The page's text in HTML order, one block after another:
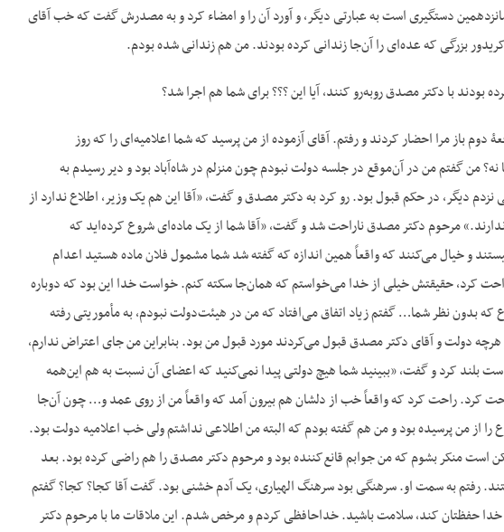
هم فکر کردم که پروندۀ شمارۀ ۱۶ چه باشد معلوم بود شانزدهمین دستگیری است به عبارتی دیگر، و آورد آن را و امضاء کرد و به مصدرش گفت که خب آقای
بزرگی که عده‌ای را آن‌جا زندانی کرده بودند. من هم زندانی شده بودم.
با دکتر مصدق روبه‌رو کنند، آیا این ؟؟؟ برای شما هم اجرا شد؟
باز مرا احضار کردند و رفتم. آقای آزموده از من پرسید که شما اعلامیه‌ای را که روز
من گفتم من در آن‌موقع در جلسه دولت نبودم چون منزلم در شاه‌آباد بود و دیر رسیدم به
دیگر، در حکم قبول بود. رو کرد به دکتر مصدق و گفت، «آقا این هم یک وزیر، اطلاع ندارد از
مرحوم دکتر مصدق ناراحت شد و گفت، «آقا شما از یک ماده‌ای شروع کرده‌اید که
و خیال می‌کنند که واقعاً همین اندازه که گفته شد شما مشمول فلان ماده هستید اعدام
کرد، حقیقتش خیلی از خدا می‌خواستم که همان‌جا سکته کنم. خواست خدا این بود که دوباره
که بدون نظر شما… گفتم زیاد اتفاق می‌افتاد که من در هیئت‌دولت نبودم، به مأموریتی رفته
دولت و آقای دکتر مصدق قبول می‌کردند مورد قبول من بود. بنابراین من جای اعتراض ندارم،
بلند کرد و گفت، «ببینید شما هیچ دولتی پیدا نمی‌کنید که اعضای آن نسبت به هم این‌همه
کرد. راحت کرد که واقعاً خب از دلشان هم بیرون آمد که واقعاً من از روی عمد و… چون آن‌جا
را از من پرسیده بود و من هم گفته بودم که البته من اطلاعی نداشتم ولی خب اعلامیه دولت بود.
است منکر بشوم که من جوابم قانع‌کننده بود و مرحوم دکتر مصدق را هم راضی کرده بود. بعد
رفتم به سمت او. سرهنگی بود سرهنگ الهیاری، یک آدم خشنی بود. گفت آقا کجا؟ کجا؟ گفتم
کند، سلامت باشید. خداحافظی کردم و مرخص شدم. این ملاقات ما با مرحوم دکتر